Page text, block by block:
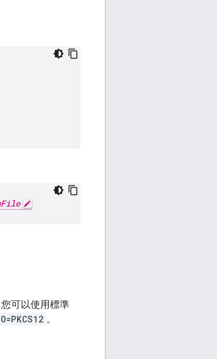
可以使用標準
。